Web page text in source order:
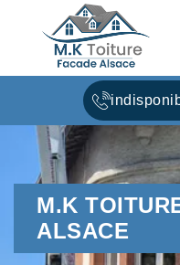
M.K
ALSACE